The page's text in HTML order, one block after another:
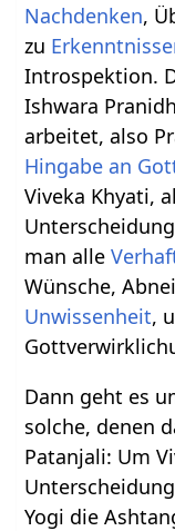
Nachdenken,
zu
Introspektion.
Ishwara
arbeitet, also
Hingabe an
Viveka Khyati,
man alle
Wünsche,
Unwissenheit,
Dann geht es
solche, denen
Patanjali: Um
Yogi die